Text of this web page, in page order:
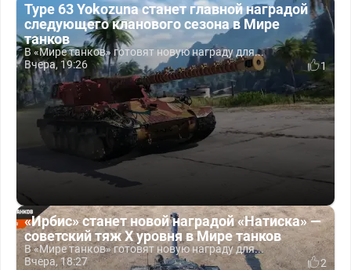
Type 63 Yokozuna станет главной наградой
следующего кланового сезона в Мире
танков
В «Мире танков» готовят новую награду для...
Вчера, 19:26
1
«Ирбис» станет новой наградой «Натиска» —
советский тяж X уровня в Мире танков
В «Мире танков» готовят новую награду для...
Вчера, 18:27
2